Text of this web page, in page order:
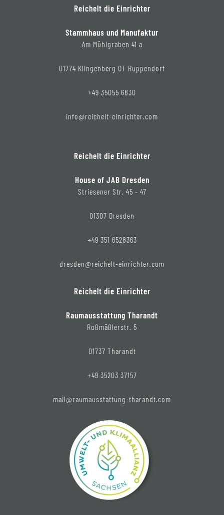
Reichelt die Einrichter
Stammhaus und Manufaktur
Am Mühlgraben 41 a
01774 Klingenberg OT Ruppendorf
+49 35055 6830
info@reichelt-einrichter.com
Reichelt die Einrichter
House of JAB Dresden
Striesener Str. 45 - 47
01307 Dresden
+49 351 6528363
dresden@reichelt-einrichter.com
Reichelt die Einrichter
Raumausstattung Tharandt
Roßmäßlerstr. 5
01737 Tharandt
+49 35203 37157
mail@raumausstattung-tharandt.com